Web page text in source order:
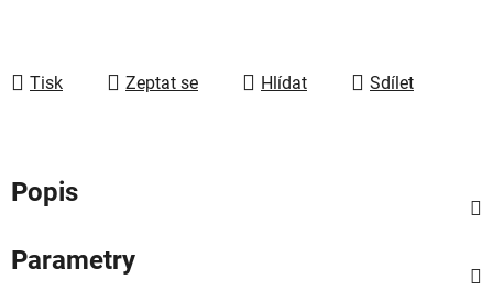
Tisk Zeptat se Hlídat Sdílet
Popis
Parametry